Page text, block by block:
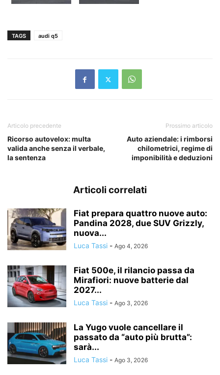
TAGS audi q5
Articolo precedente
Ricorso autovelox: multa
valida anche senza il verbale,
la sentenza
Prossimo articolo
Auto aziendale: i rimborsi
chilometrici, regime di
imponibilità e deduzioni
Articoli correlati
Fiat prepara quattro nuove auto:
Pandina 2028, due SUV Grizzly,
nuova...
Luca Tassi - Ago 4, 2026
Fiat 500e, il rilancio passa da
Mirafiori: nuove batterie dal
2027...
Luca Tassi - Ago 3, 2026
La Yugo vuole cancellare il
passato da “auto più brutta”:
sarà...
Luca Tassi - Ago 3, 2026